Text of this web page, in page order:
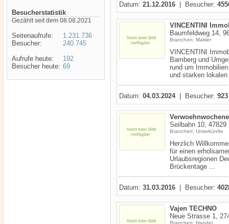
Besucherstatistik
Gezählt seit dem 08.08.2021
Seitenaufrufe:
Besucher:
Aufrufe heute:
Besucher heute:
1.231.736
240.745
192
69
Datum: 21.12.2016 | Besucher:
VINCENTINI
Baumfeldweg 14,
Branchen: Makler
VINCENTINI
Bamberg und
rund um
und starken
Datum: 04.03.2024| Besucher: 923
Seilbahn 10, 47829
Branchen: Unterkünfte
Herzlich
für einen
Urlaubsregionen
Brückentage ...
Datum: 31.03.2016 | Besucher:
Vajen TECHNO
Neue Strasse 1,
Branchen: Handel